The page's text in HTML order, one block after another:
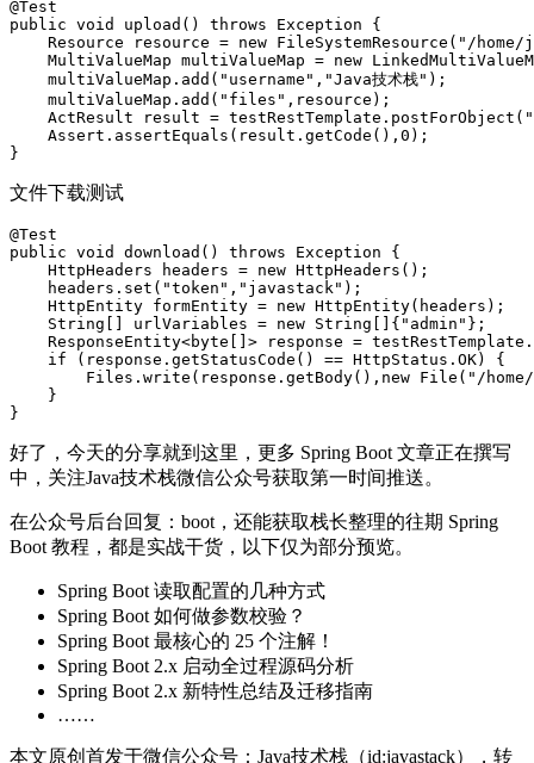
@Test
public void upload () throws Exception
{
Resource
resource = new FileSystemResource ( "/
MultiValueMap multiValueMap = new
multiValueMap . add ( "username" , "Java技术栈" );
multiValueMap . add ( "files" , resource );
ActResult
result = testRestTemplate . postForObject (
Assert . assertEquals ( result . getCode (), 0 );
}
文件下载测试
@Test
public void download () throws Exception
{
HttpHeaders
headers = new HttpHeaders ();
headers . set ( "token" , "javastack" );
HttpEntity formEntity = new HttpEntity( headers );
String
urlVariables = new String []{ "admin" };
ResponseEntity<byte > response = testRestTemplate .
if
( response . getStatusCode () == HttpStatus . OK)
{
Files . write ( response . getBody(), new File ( "/
}
}
好了，今天的分享就到这里，更多 Spring Boot 文章正在撰写
中，关注Java技术栈微信公众号获取第一时间推送。
在公众号后台回复：boot，还能获取栈长整理的往期 Spring
Boot 教程，都是实战干货，以下仅为部分预览。
Spring Boot 读取配置的几种方式
Spring Boot 如何做参数校验？
Spring Boot 最核心的 25 个注解！
Spring Boot 2.x 启动全过程源码分析
Spring Boot 2.x 新特性总结及迁移指南
……
本文原创首发于微信公众号：Java技术栈（id:javastack），转